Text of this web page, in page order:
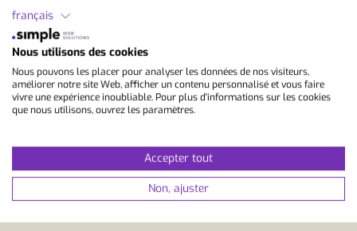
Émirats Arabes Unis pour
adultes
français
Nous utilisons des cookies
Nous pouvons les placer pour analyser les données de nos visiteurs,
améliorer notre site Web, afficher un contenu personnalisé et vous faire
vivre une expérience inoubliable. Pour plus d'informations sur les cookies
que nous utilisons, ouvrez les paramètres.
Accepter tout
Non, ajuster